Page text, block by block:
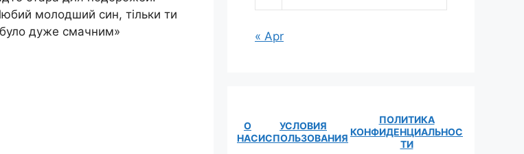
молодший син, тільки ти
дуже смачним»
« Apr
О
НАС
УСЛОВИЯ
ИСПОЛЬЗОВАНИЯ
ПОЛИТИКА
КОНФИДЕНЦИАЛЬНОС
ТИ